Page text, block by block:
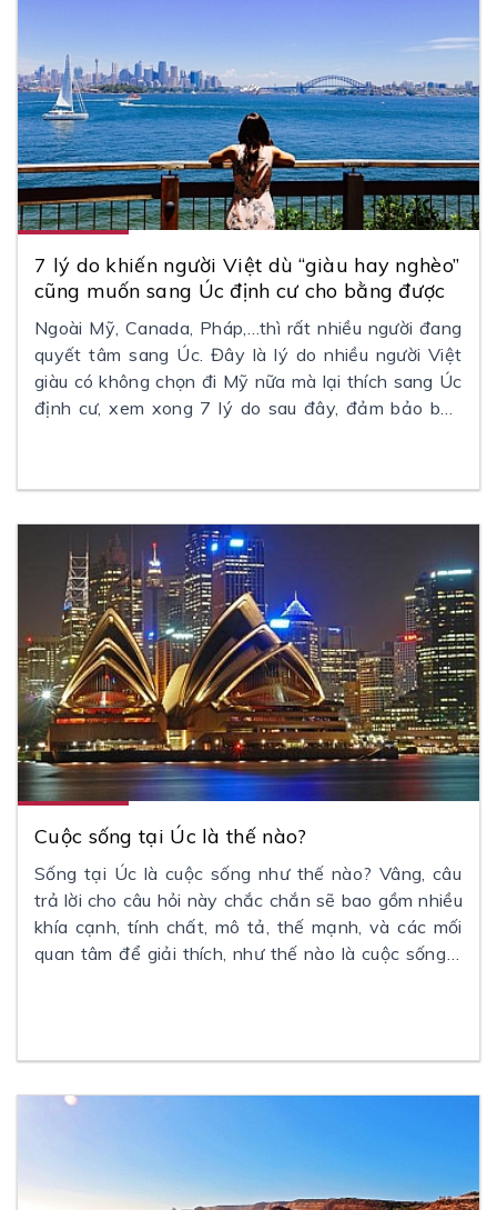
7 lý do khiến người Việt dù “giàu hay nghèo”
cũng muốn sang Úc định cư cho bằng được
Ngoài Mỹ, Canada, Pháp,…thì rất nhiều người đang
quyết tâm sang Úc. Đây là lý do nhiều người Việt
giàu có không chọn đi Mỹ nữa mà lại thích sang Úc
định cư, xem xong 7 lý do sau đây, đảm bảo bạn
Cuộc sống tại Úc là thế nào?
Sống tại Úc là cuộc sống như thế nào? Vâng, câu
trả lời cho câu hỏi này chắc chắn sẽ bao gồm nhiều
khía cạnh, tính chất, mô tả, thế mạnh, và các mối
quan tâm để giải thích, như thế nào là cuộc sống ở
tìm đến để sinh sống. Nói về Úc, đó là đất nước